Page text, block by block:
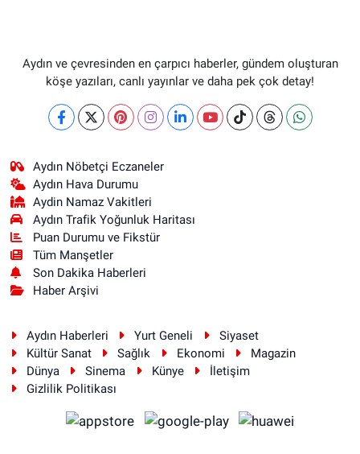
Aydın ve çevresinden en çarpıcı haberler, gündem oluşturan
köşe yazıları, canlı yayınlar ve daha pek çok detay!
Aydın Nöbetçi Eczaneler
Aydın Hava Durumu
Aydin Namaz Vakitleri
Aydın Trafik Yoğunluk Haritası
Puan Durumu ve Fikstür
Tüm Manşetler
Son Dakika Haberleri
Haber Arşivi
Aydın Haberleri Yurt Geneli
Siyaset
Kültür Sanat
Sağlık Ekonomi
Magazin
Dünya
Sinema Künye
İletişim
Gizlilik Politikası